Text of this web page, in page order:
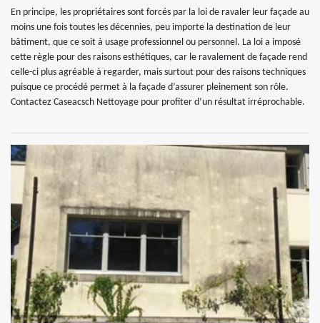
En principe, les propriétaires sont forcés par la loi de ravaler leur façade au
moins une fois toutes les décennies, peu importe la destination de leur
bâtiment, que ce soit à usage professionnel ou personnel. La loi a imposé
cette règle pour des raisons esthétiques, car le ravalement de façade rend
celle-ci plus agréable à regarder, mais surtout pour des raisons techniques
puisque ce procédé permet à la façade d’assurer pleinement son rôle.
Contactez Caseacsch Nettoyage pour profiter d’un résultat irréprochable.